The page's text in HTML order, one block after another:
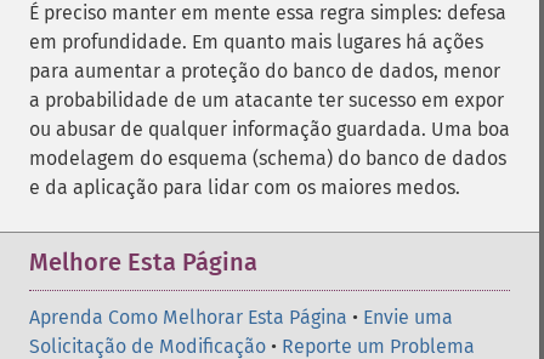
É preciso manter em mente essa regra simples: defesa
em profundidade. Em quanto mais lugares há ações
para aumentar a proteção do banco de dados, menor
a probabilidade de um atacante ter sucesso em expor
ou abusar de qualquer informação guardada. Uma boa
modelagem do esquema (schema) do banco de dados
e da aplicação para lidar com os maiores medos.
Melhore Esta Página
Aprenda Como Melhorar Esta Página • Envie uma
Solicitação de Modificação • Reporte um Problema